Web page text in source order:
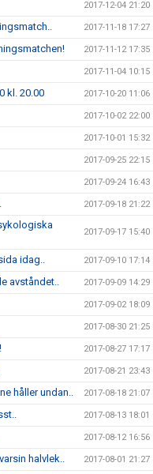
2017-12-04 21:20
2017-11-18 17:27
2017-11-12 17:35
2017-11-04 10:15
kl. 20.00 2017-10-20 11:06
2017-10-02 22:00
2017-10-01 15:32
2017-09-25 22:15
2017-09-24 16:43
2017-09-18 21:22
2017-09-17 15:40
idag.. 2017-09-10 17:14
avståndet.. 2017-09-09 14:29
2017-09-02 18:09
2017-08-30 21:25
2017-08-27 17:17
2017-08-21 23:43
håller undan.. 2017-08-18 21:07
2017-08-13 18:01
2017-08-12 16:56
halvlek.. 2017-08-01 21:27